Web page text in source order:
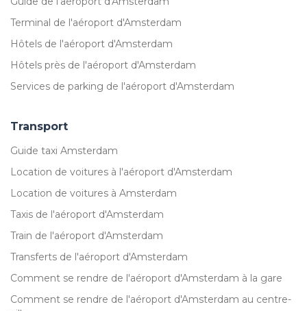
Terminal de l'aéroport d'Amsterdam
Hôtels de l'aéroport d'Amsterdam
Hôtels près de l'aéroport d'Amsterdam
Services de parking de l'aéroport d'Amsterdam
Transport
Guide taxi Amsterdam
Location de voitures à l'aéroport d'Amsterdam
Location de voitures à Amsterdam
Taxis de l'aéroport d'Amsterdam
Train de l'aéroport d'Amsterdam
Transferts de l'aéroport d'Amsterdam
Comment se rendre de l'aéroport d'Amsterdam à la gare
Comment se rendre de l'aéroport d'Amsterdam au centre-